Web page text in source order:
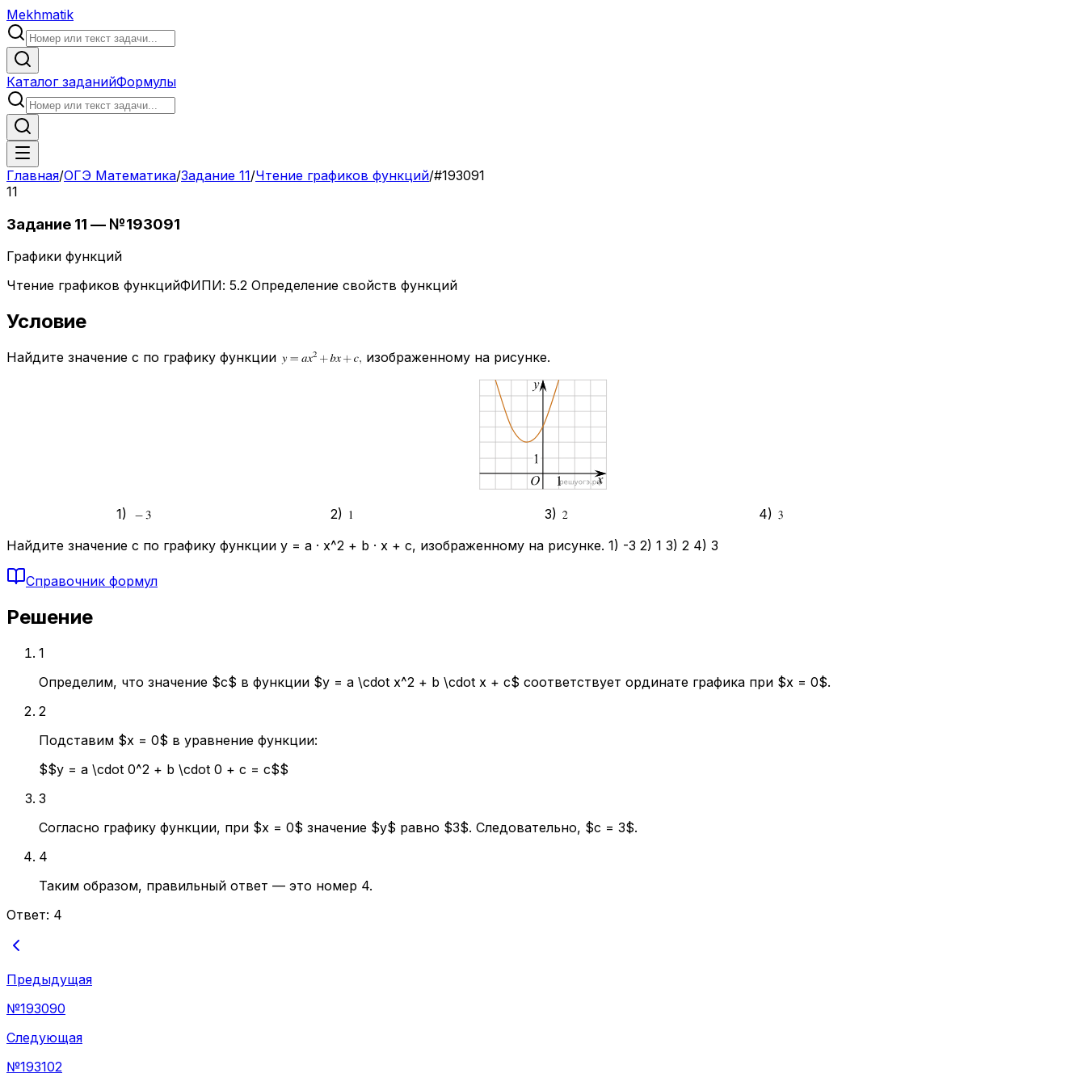
Mekhmatik
Каталог заданийФормулы
Главная/ОГЭ Математика/Задание 11/Чтение графиков функций/#193091
11
Задание 11 — №193091
Графики функций
Чтение графиков функцийФИПИ: 5.2 Определение свойств функций
Условие
Най­ди­те зна­че­ние c по гра­фи­ку функ­ции изоб­ра­жен­но­му на ри­сун­ке.
1) 2) 3)
4)
Найдите значение c по графику функции y = a · x^2 + b · x + c, изображенному на рисунке. 1) -3 2) 1 3) 2 4) 3
Справочник формул
Решение
1
Определим, что значение $c$ в функции $y = a \cdot x^2 + b \cdot x + c$ соответствует ординате графика при $x = 0$.
2
Подставим $x = 0$ в уравнение функции:
$$y = a \cdot 0^2 + b \cdot 0 + c = c$$
3
Согласно графику функции, при $x = 0$ значение $y$ равно $3$. Следовательно, $c = 3$.
4
Таким образом, правильный ответ — это номер 4.
Ответ: 4
Предыдущая
№193090
Следующая
№193102